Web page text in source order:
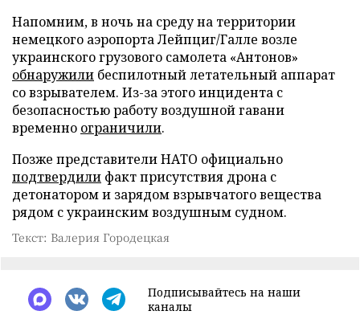
Напомним, в ночь на среду на территории
немецкого аэропорта Лейпциг/Галле возле
украинского грузового самолета «Антонов»
обнаружили беспилотный летательный аппарат
со взрывателем. Из-за этого инцидента с
безопасностью работу воздушной гавани
временно ограничили.
Позже представители НАТО официально
подтвердили факт присутствия дрона с
детонатором и зарядом взрывчатого вещества
рядом с украинским воздушным судном.
Текст: Валерия Городецкая
Подписывайтесь на наши
каналы